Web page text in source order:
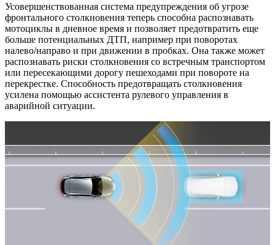
Усовершенствованная система предупреждения об угрозе
фронтального столкновения теперь способна распознавать
мотоциклы в дневное время и позволяет предотвратить еще
больше потенциальных ДТП, например при поворотах
налево/направо и при движении в пробках. Она также может
распознавать риски столкновения со встречным транспортом
или пересекающими дорогу пешеходами при повороте на
перекрестке. Способность предотвращать столкновения
усилена помощью ассистента рулевого управления в
аварийной ситуации.